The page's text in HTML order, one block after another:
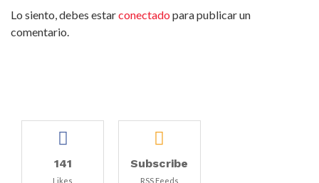
Lo siento, debes estarconectado para publicar un
comentario.
141
Likes
Subscribe
RSS Feeds